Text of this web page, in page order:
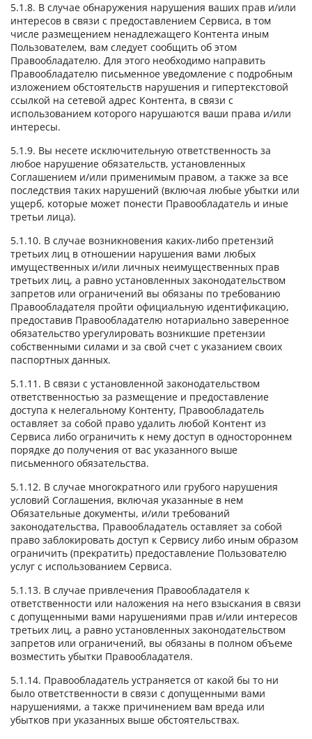
5.1.8. В случае обнаружения нарушения ваших прав и/или
интересов в связи с предоставлением Сервиса, в том
числе размещением ненадлежащего Контента иным
Пользователем, вам следует сообщить об этом
Правообладателю. Для этого необходимо направить
Правообладателю письменное уведомление с подробным
изложением обстоятельств нарушения и гипертекстовой
ссылкой на сетевой адрес Контента, в связи с
использованием которого нарушаются ваши права и/или
интересы.
5.1.9. Вы несете исключительную ответственность за
любое нарушение обязательств, установленных
Соглашением и/или применимым правом, а также за все
последствия таких нарушений (включая любые убытки или
ущерб, которые может понести Правообладатель и иные
третьи лица).
5.1.10. В случае возникновения каких-либо претензий
третьих лиц в отношении нарушения вами любых
имущественных и/или личных неимущественных прав
третьих лиц, а равно установленных законодательством
запретов или ограничений вы обязаны по требованию
Правообладателя пройти официальную идентификацию,
предоставив Правообладателю нотариально заверенное
обязательство урегулировать возникшие претензии
собственными силами и за свой счет с указанием своих
паспортных данных.
5.1.11. В связи с установленной законодательством
ответственностью за размещение и предоставление
доступа к нелегальному Контенту, Правообладатель
оставляет за собой право удалить любой Контент из
Сервиса либо ограничить к нему доступ в одностороннем
порядке до получения от вас указанного выше
письменного обязательства.
5.1.12. В случае многократного или грубого нарушения
условий Соглашения, включая указанные в нем
Обязательные документы, и/или требований
законодательства, Правообладатель оставляет за собой
право заблокировать доступ к Сервису либо иным образом
ограничить (прекратить) предоставление Пользователю
услуг с использованием Сервиса.
5.1.13. В случае привлечения Правообладателя к
ответственности или наложения на него взыскания в связи
с допущенными вами нарушениями прав и/или интересов
третьих лиц, а равно установленных законодательством
запретов или ограничений, вы обязаны в полном объеме
возместить убытки Правообладателя.
5.1.14. Правообладатель устраняется от какой бы то ни
было ответственности в связи с допущенными вами
нарушениями, а также причинением вам вреда или
убытков при указанных выше обстоятельствах.